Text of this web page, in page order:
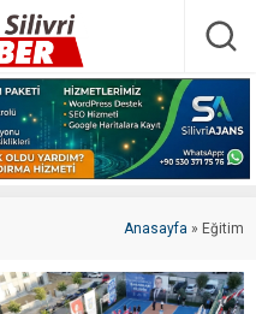
Anasayfa » Eğitim